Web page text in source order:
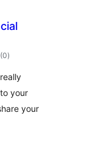
(0कुल
रेटिङ्गहरू
)
your
your